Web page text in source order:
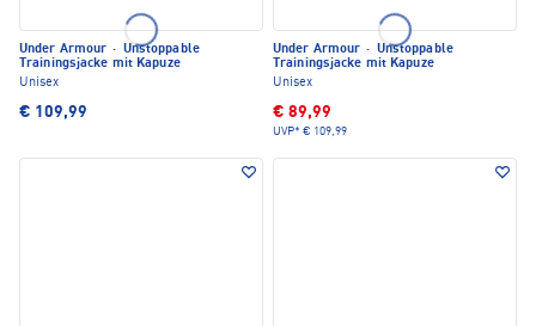
Under Armour · Unstoppable
Trainingsjacke mit Kapuze
Unisex
€ 109,99
Under Armour · Unstoppable
Trainingsjacke mit Kapuze
Unisex
€ 89,99
UVP* € 109,99